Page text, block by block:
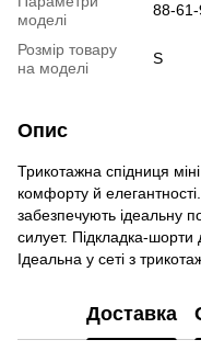
моделі
88-
Розмір товару
на моделі
S
Опис
Трикотажна спідниця
комфорту й
забезпечують ідеальну
силует. Підкладка-шорти
Ідеальна у сеті з
Доставка